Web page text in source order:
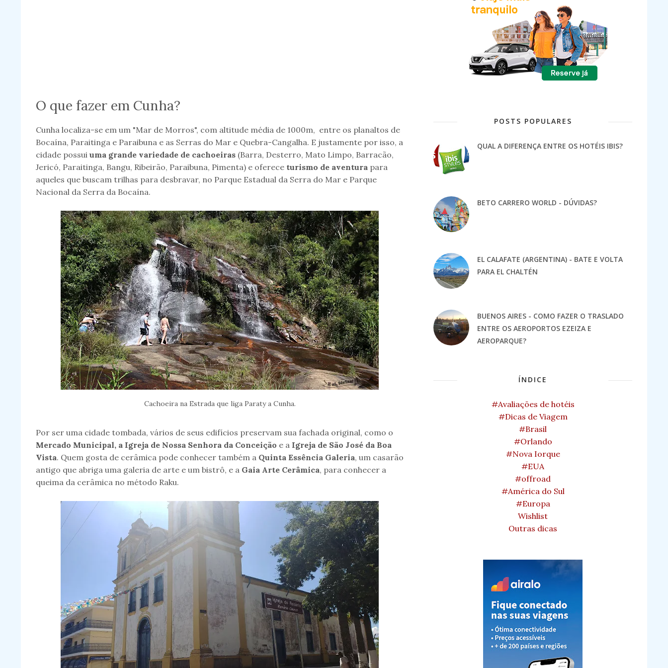
O que fazer em Cunha?
Cunha localiza-se em um "Mar de Morros", com altitude média de 1000m, entre os planaltos de
Bocaína, Paraitinga e Paraibuna e as Serras do Mar e Quebra-Cangalha. E justamente por isso, a
cidade possui uma grande variedade de cachoeiras (Barra, Desterro, Mato Limpo, Barracão,
Jericó, Paraitinga, Bangu, Ribeirão, Paraibuna, Pimenta) e oferece turismo de aventura para
aqueles que buscam trilhas para desbravar, no Parque Estadual da Serra do Mar e Parque
Nacional da Serra da Bocaína.
Cachoeira na Estrada que liga Paraty a Cunha.
Por ser uma cidade tombada, vários de seus edifícios preservam sua fachada original, como o
Mercado Municipal, a Igreja de Nossa Senhora da Conceição e a Igreja de São José da Boa
Vista. Quem gosta de cerâmica pode conhecer também a Quinta Essência Galeria, um casarão
antigo que abriga uma galeria de arte e um bistrô, e a Gaia Arte Cerâmica, para conhecer a
queima da cerâmica no método Raku.
POSTS POPULARES
QUAL A DIFERENÇA ENTRE OS HOTÉIS IBIS?
BETO CARRERO WORLD - DÚVIDAS?
EL CALAFATE (ARGENTINA) - BATE E VOLTA
PARA EL CHALTÉN
BUENOS AIRES - COMO FAZER O TRASLADO
ENTRE OS AEROPORTOS EZEIZA E
AEROPARQUE?
ÍNDICE
#Avaliações de hotéis
#Dicas de Viagem
#Brasil
#Orlando
#Nova Iorque
#EUA
#offroad
#América do Sul
#Europa
Wishlist
Outras dicas